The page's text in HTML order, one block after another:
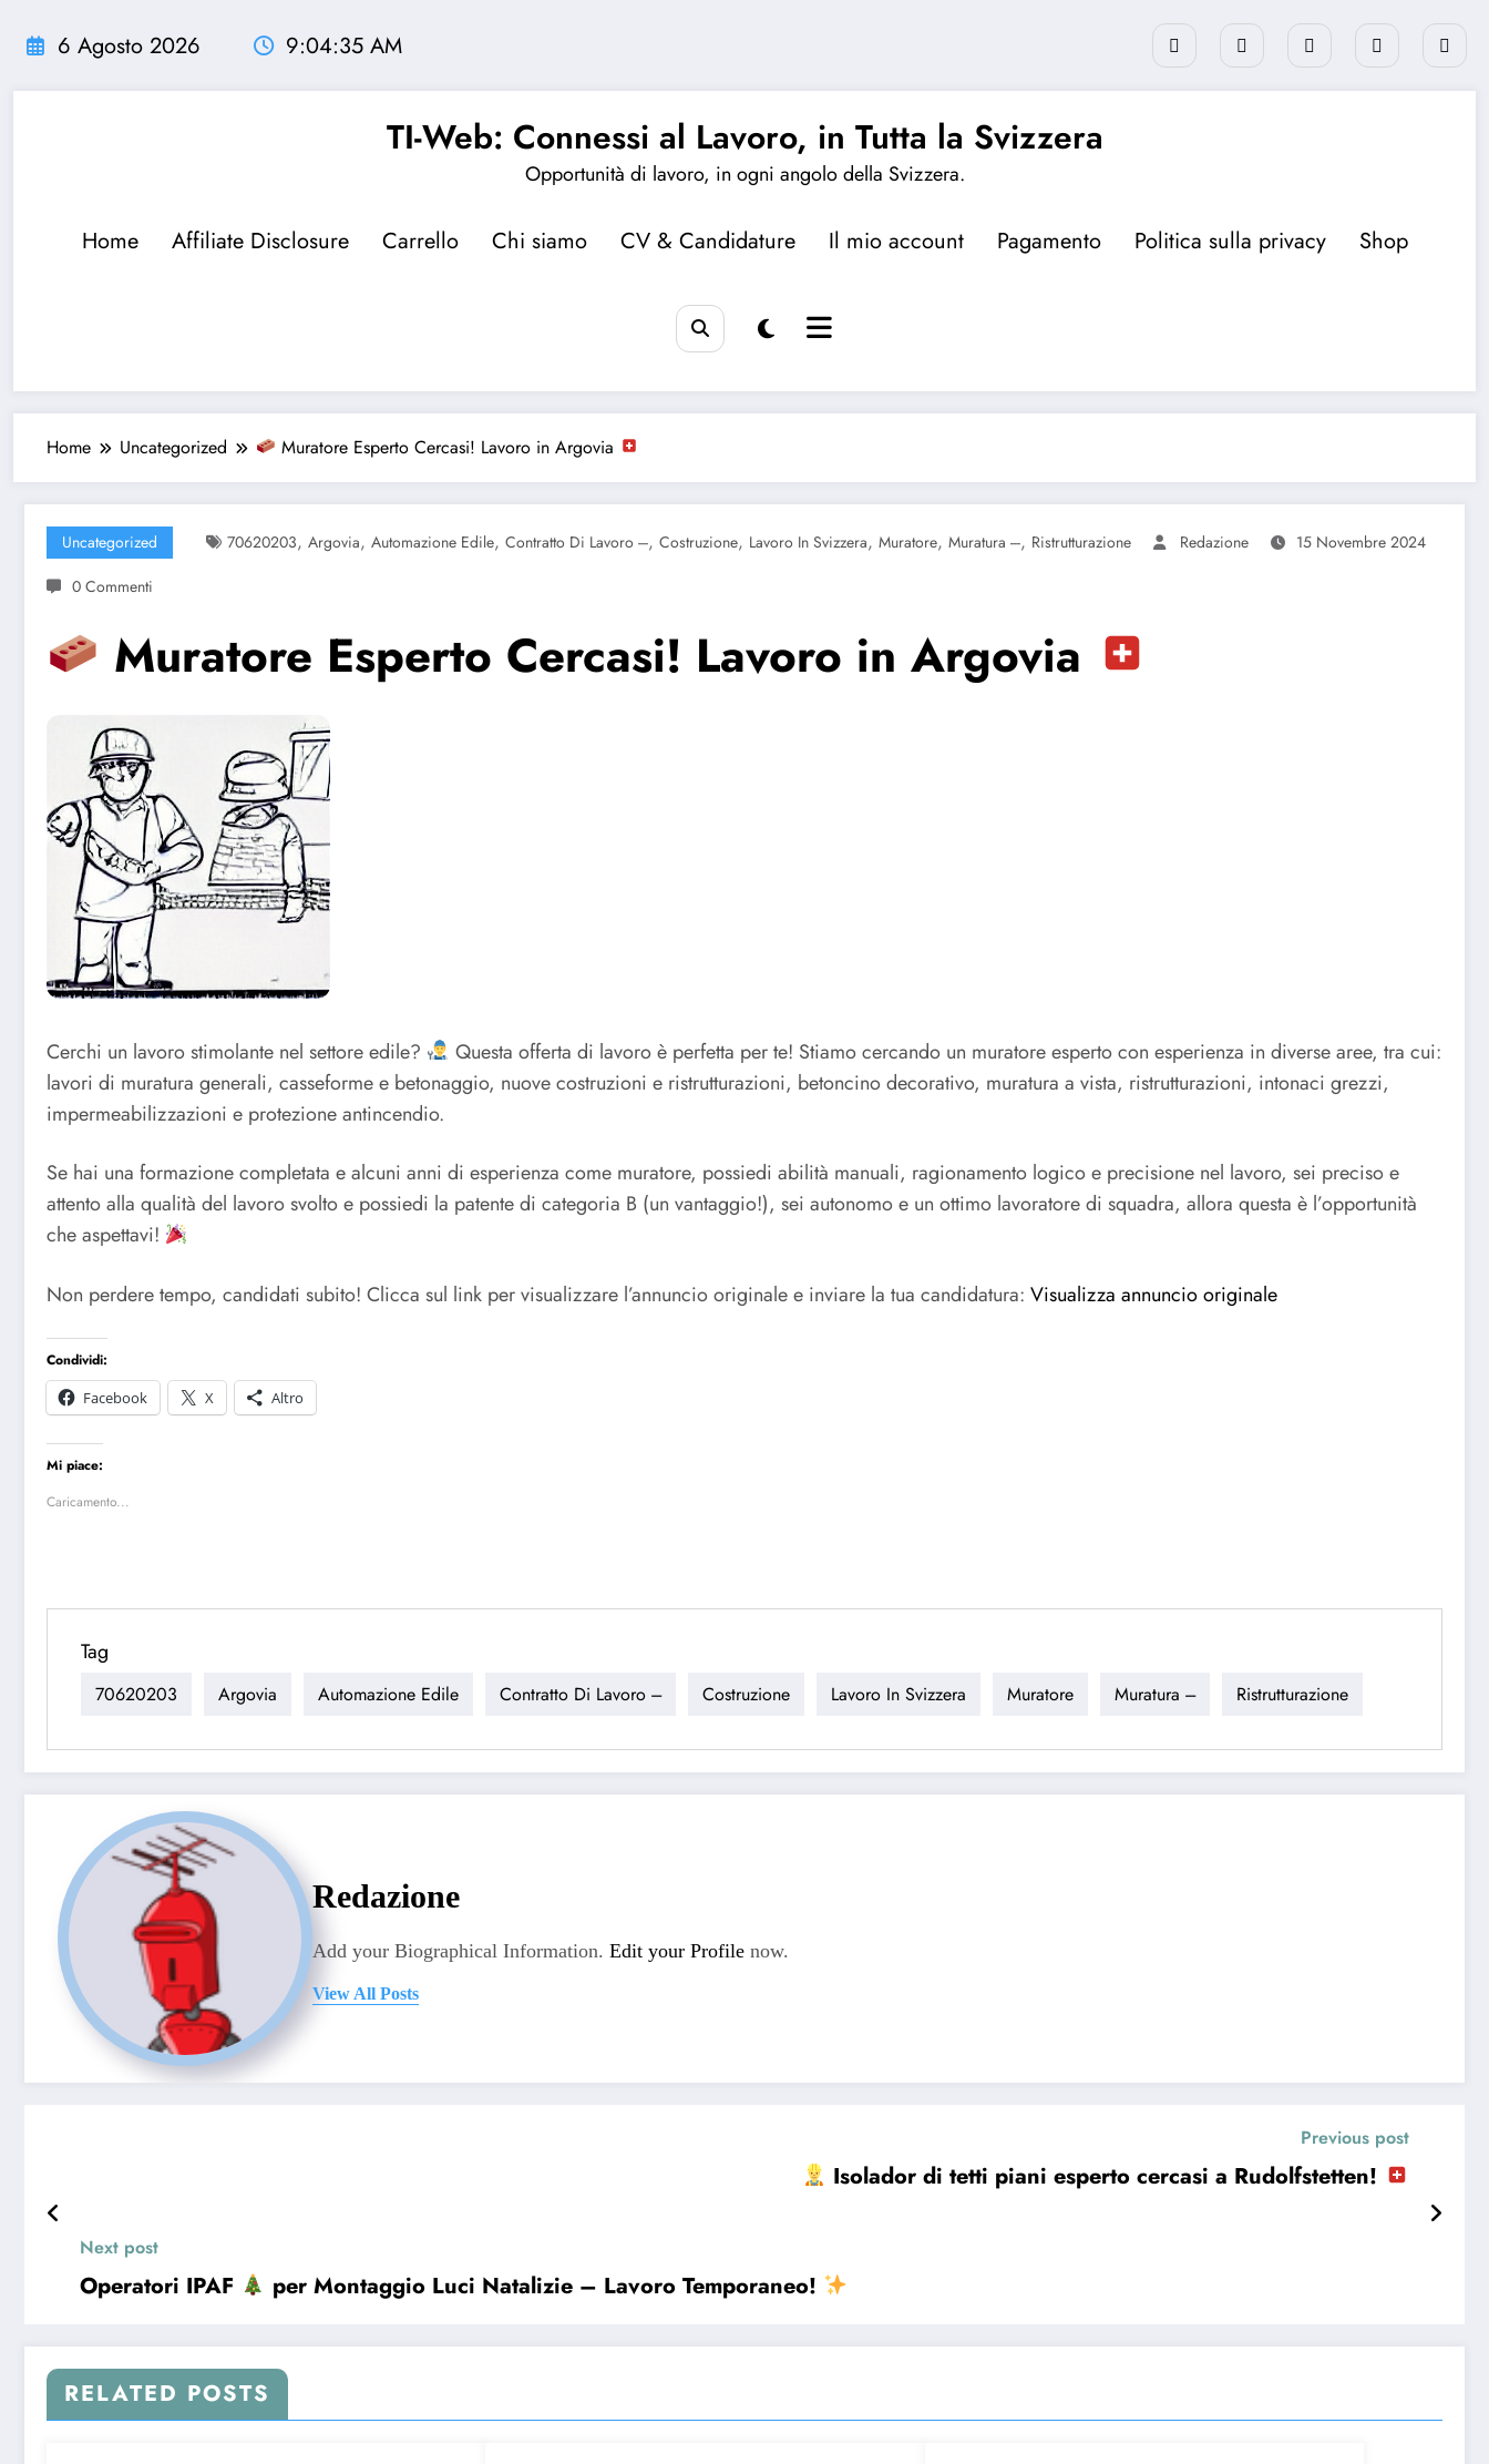
6 Agosto 2026 9:04:36 AM
TI-Web: Connessi al Lavoro, in Tutta la Svizzera
Opportunità di lavoro, in ogni angolo della Svizzera.
Home Affiliate Disclosure Carrello Chi siamo CV & Candidature Il mio account Pagamento Politica sulla privacy Shop
Home Uncategorized Muratore Esperto Cercasi! Lavoro in Argovia
Uncategorized 70620203, Argovia, Automazione Edile, Contratto Di Lavoro ---, Costruzione, Lavoro In Svizzera, Muratore, Muratura ---, Ristrutturazione Redazione
15 Novembre 2024
0 Commenti
Muratore Esperto Cercasi! Lavoro in Argovia
Cerchi un lavoro stimolante nel settore edile?
Questa offerta di lavoro è perfetta per te! Stiamo cercando un muratore esperto con esperienza in diverse aree, tra cui:
lavori di muratura generali, casseforme e betonaggio, nuove costruzioni e ristrutturazioni, betoncino decorativo, muratura a vista, ristrutturazioni, intonaci grezzi,
impermeabilizzazioni e protezione antincendio.
Se hai una formazione completata e alcuni anni di esperienza come muratore, possiedi abilità manuali, ragionamento logico e precisione nel lavoro, sei preciso e
attento alla qualità del lavoro svolto e possiedi la patente di categoria B (un vantaggio!), sei autonomo e un ottimo lavoratore di squadra, allora questa è l’opportunità
che aspettavi!
Non perdere tempo, candidati subito! Clicca sul link per visualizzare l’annuncio originale e inviare la tua candidatura: Visualizza annuncio originale
Condividi:
Facebook
X Altro
Mi piace:
Caricamento...
Tag
70620203 Argovia Automazione Edile Contratto Di Lavoro --- Costruzione Lavoro In Svizzera Muratore Muratura --- Ristrutturazione
Redazione
Add your Biographical Information. Edit your Profile now.
View All Posts
Previous post
Isolador di tetti piani esperto cercasi a Rudolfstetten!
Next post
Operatori IPAF per Montaggio Luci Natalizie – Lavoro Temporaneo!
RELATED POSTS